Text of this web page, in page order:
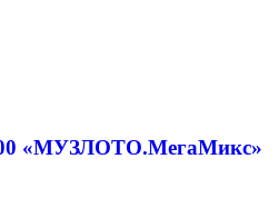
«МУЗЛОТО.МегаМикс»